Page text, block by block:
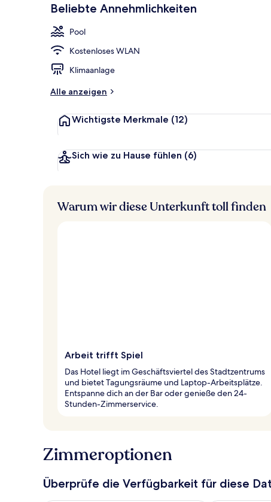
Beliebte Annehmlichkeiten
Pool
Kostenloses WLAN
Klimaanlage
Alle anzeigen
Wichtigste Merkmale (12)
Sich wie zu Hause fühlen (6)
Warum wir diese Unterkunft toll finden
Arbeit trifft Spiel
Das Hotel liegt im Geschäftsviertel des Stadtzentrums
und bietet Tagungsräume und Laptop-Arbeitsplätze.
Entspanne dich an der Bar oder genieße den 24-
Stunden-Zimmerservice.
Zimmeroptionen
Überprüfe die Verfügbarkeit für diese